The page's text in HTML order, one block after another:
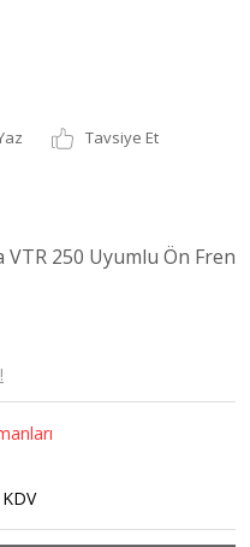
Tavsiye Et
VTR 250 Uyumlu Ön Fren